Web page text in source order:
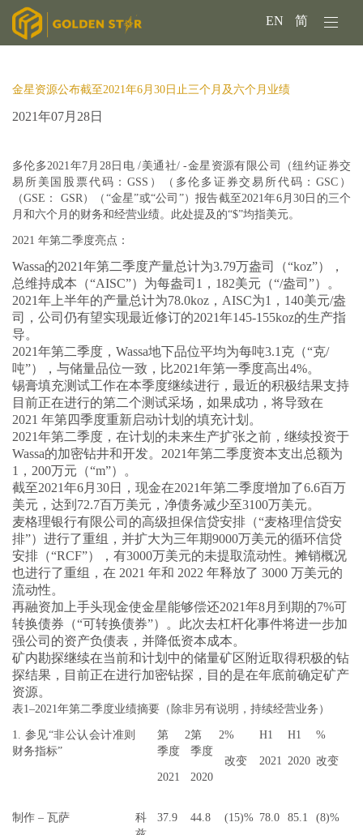
EN 简
金星资源公布截至2021年6月30日止三个月及六个月业绩
2021年07月28日
多伦多2021年7月28日电 /美通社/ -金星资源有限公司
（纽约证券交
易所美国股票代码：GSS）（多伦多证券交易所代码：GSC）
（GSE： GSR）（“金星”或“公司”）报告截至2021年6月30日的三个
月和六个月的财务和经营业绩。此处提及的“$”均指美元。
2021 年第二季度亮点：
Wassa的2021年第二季度产量总计为3.79万盎司（“koz”），
总维持成本（“AISC”）为每盎司1，182美元（“/盎司”）。
2021年上半年的产量总计为78.0koz，AISC为1，140美元/盎
司，公司仍有望实现最近修订的2021年145-155koz的生产指
导。
2021年第二季度，Wassa地下品位平均为每吨3.1克（“克/
吨”），与储量品位一致，比2021年第一季度高出4%。
锡膏填充测试工作在本季度继续进行，最近的积极结果支持
目前正在进行的第二个测试采场，如果成功，将导致在
2021 年第四季度重新启动计划的填充计划。
2021年第二季度，在计划的未来生产扩张之前，继续投资于
Wassa的加密钻井和开发。2021年第二季度资本支出总额为
1，200万元（“m”）。
截至2021年6月30日，现金在2021年第二季度增加了6.6百万
美元，达到72.7百万美元，净债务减少至3100万美元。
麦格理银行有限公司的高级担保信贷安排（“麦格理信贷安
排”）进行了重组，并扩大为三年期9000万美元的循环信贷
安排（“RCF”），有3000万美元的未提取流动性。摊销概况
也进行了重组，在 2021 年和 2022 年释放了 3000 万美元的
流动性。
再融资加上手头现金使金星能够偿还2021年8月到期的7%可
转换债券（“可转换债券”）。此次去杠杆化事件将进一步加
强公司的资产负债表，并降低资本成本。
矿内勘探继续在当前和计划中的储量矿区附近取得积极的钻
探结果，目前正在进行加密钻探，目的是在年底前确定矿产
资源。
表1–2021年第二季度业绩摘要（除非另有说明，持续经营业务）
1. 参见“非公认会计准则
财务指标”
第 2
季度
2021
第 2
季度
2020
%
改变
H1
2021
H1
2020
%
改变
制作 – 瓦萨
科
37.9 44.8 (15)% 78.0 85.1 (8)%